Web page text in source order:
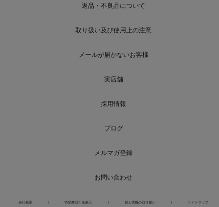
返品・不良品について
取り扱い及び使用上の注意
メールが届かないお客様
実店舗
採用情報
ブログ
メルマガ登録
お問い合わせ
会社概要 特定商取引法表示 個人情報の取り扱い サイトマップ